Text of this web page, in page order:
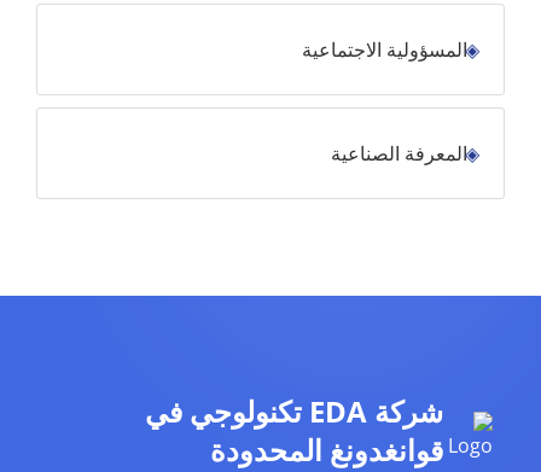
المسؤولية الاجتماعية
المعرفة الصناعية
شركة EDA تكنولوجي في
قوانغدونغ المحدودة